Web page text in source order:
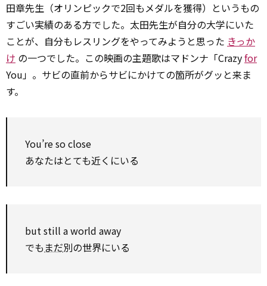
田章先生（オリンピックで2回もメダルを獲得）というもの
すごい実績のある方でした。太田先生が自分の大学にいた
ことが、自分もレスリングをやってみようと思った きっか
け の一つでした。この映画の主題歌はマドンナ「Crazyfor
You」。サビの直前からサビにかけての箇所がグッと来ま
す。
You’resoclose
あなたはとても近くにいる
butstill a world away
でも まだ別の世界にいる